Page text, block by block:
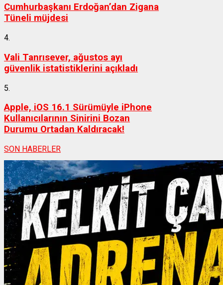
Cumhurbaşkanı Erdoğan’dan Zigana
Tüneli müjdesi
4.
Vali Tanrısever, ağustos ayı
güvenlik istatistiklerini açıkladı
5.
Apple, iOS 16.1 Sürümüyle iPhone
Kullanıcılarının Sinirini Bozan
Durumu Ortadan Kaldıracak!
SON HABERLER